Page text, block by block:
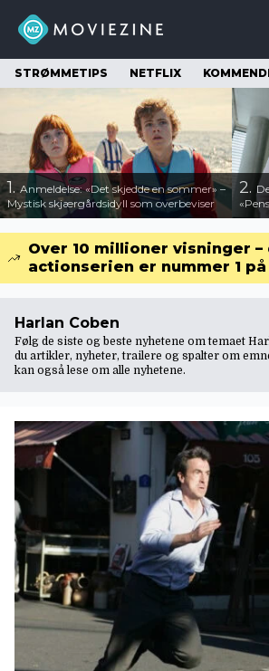
STRØMMETIPS NETFLIX
1.Anmeldelse: «Det skjedde en sommer» –
Mystisk skjærgårdsidyll som overbeviser
2.
Over 10 millioner visninger –
actionserien er nummer 1
Harlan Coben
Følg de siste og beste nyhetene om temaet
du artikler, nyheter, trailere og spalter om
kan også lese om alle nyhetene.